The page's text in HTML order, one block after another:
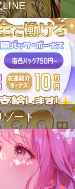
LINE
ゾート